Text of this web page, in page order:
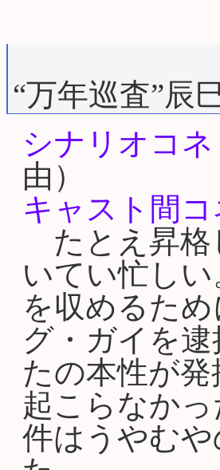
“万年巡査”辰
シナリオコネ
由）
キャスト間コ
たとえ昇格
いてい忙し
を収めるた
グ・ガイを
たの本性が
起こらなか
件はうやむ